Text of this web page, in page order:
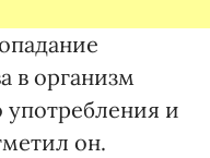
в организм
употребления и
он.